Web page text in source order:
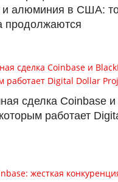
и алюминия в США:
продолжаются
сделка Coinbase
работает